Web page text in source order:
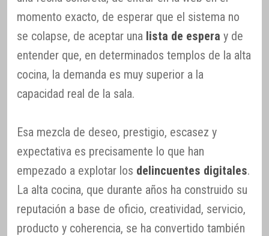
momento exacto, de esperar que el sistema no
se colapse, de aceptar una lista de espera y de
entender que, en determinados templos de la alta
cocina, la demanda es muy superior a la
capacidad real de la sala.
Esa mezcla de deseo, prestigio, escasez y
expectativa es precisamente lo que han
empezado a explotar los delincuentes digitales.
La alta cocina, que durante años ha construido su
reputación a base de oficio, creatividad, servicio,
producto y coherencia, se ha convertido también